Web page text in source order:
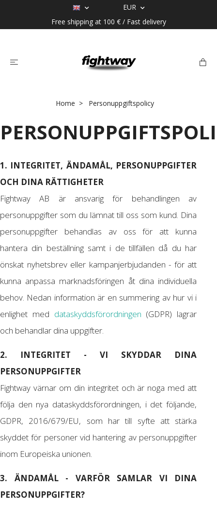
EUR
Free shipping at 100 € / Fast delivery
Home Personuppgiftspolicy
1. INTEGRITET, ÄNDAMÅL, PERSONUPPGIFTER
OCH DINA RÄTTIGHETER
Fightway AB är ansvarig för behandlingen av
personuppgifter som du lämnat till oss som kund. Dina
personuppgifter behandlas av oss för att kunna
hantera din beställning samt i de tillfällen då du har
önskat nyhetsbrev eller kampanjerbjudanden - för att
kunna anpassa marknadsföringen åt dina individuella
behov. Nedan information är en summering av hur vi i
enlighet med dataskyddsförordningen (GDPR) lagrar
och behandlar dina uppgifter.
2. INTEGRITET - VI SKYDDAR DINA
PERSONUPPGIFTER
Fightway värnar om din integritet och är noga med att
följa den nya dataskyddsförordningen, i det följande,
GDPR, 2016/679/EU, som har till syfte att stärka
skyddet för personer vid hantering av personuppgifter
inom Europeiska unionen.
3. ÄNDAMÅL - VARFÖR SAMLAR VI DINA
PERSONUPPGIFTER?